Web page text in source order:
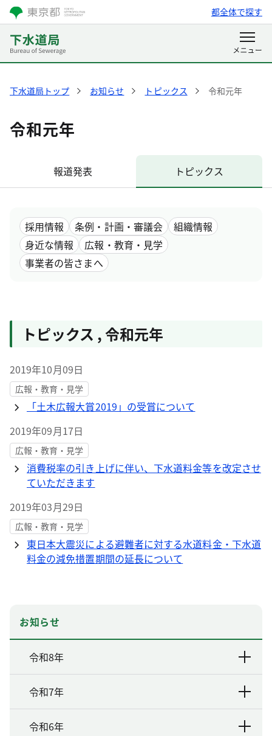
都全体で探す
下水道局トップ お知らせ トピックス 令和元年
令和元年
報道発表 トピックス
採用情報 条例・計画・審議会
組織情報
身近な情報
広報・教育・見学
事業者の皆さまへ
トピックス ,令和元年
2019年10月09日
広報・教育・見学
「土木広報大賞2019」の受賞について
2019年09月17日
広報・教育・見学
消費税率の引き上げに伴い、下水道料金等を改定させ
ていただきます
2019年03月29日
広報・教育・見学
東日本大震災による避難者に対する水道料金・下水道
料金の減免措置期間の延長について
お知らせ
令和8年
令和7年
令和6年